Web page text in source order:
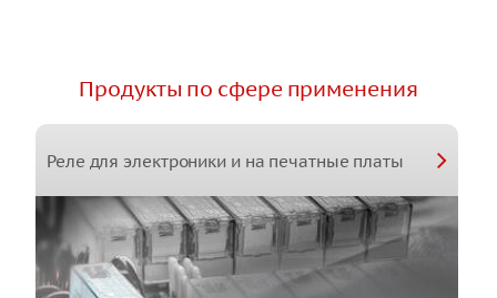
Продукты по сфере применения
Реле для электроники и на печатные платы